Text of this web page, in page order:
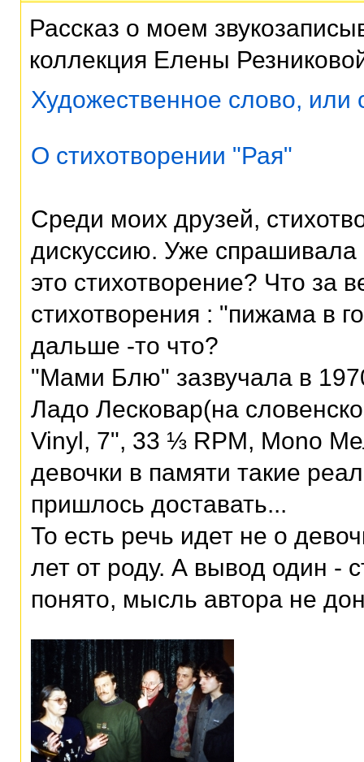
Рассказ о моем
коллекция Елены
Художественное слово, или
О стихотворении "Рая"
Среди моих друзей,
дискуссию. Уже спрашивала
это стихотворение? Что за
стихотворения : "пижама в
дальше -то что?
"Мами Блю" зазвучала в
Ладо Лесковар(на
Vinyl, 7", 33 ⅓ RPM, Mono
девочки в памяти такие
пришлось доставать...
То есть речь идет не о
лет от роду. А вывод один -
понято, мысль автора не